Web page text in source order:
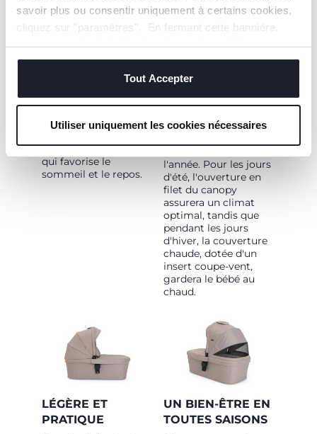
savoir plus ou consentir uniquement à certains cookies,
cliquez sur "paramètres". En fermant cette bannière,
vous consentez à l'utilisation des seuls cookies
techniques, qui sont essentiels au service demandé.
Tout Accepter
Utiliser uniquement les cookies nécessaires
UN DESIGN
La nacelle Seety 2
vous surprendra par
son style moderne et
frais. La nacelle offre
un environnement
idéal pour accueillir le
sensation de bien-être
qui favorise le
sommeil et le repos.
LE CONFORT
Le large capony
imperméable doté
d'un traitement
bébé tout en lui
l'année. Pour les jours
d'été, l'ouverture en
filet du canopy
assurera un climat
optimal, tandis que
pendant les jours
d'hiver, la couverture
chaude, dotée d'un
insert coupe-vent,
gardera le bébé au
chaud.
LÉGÈRE ET
PRATIQUE
UN BIEN-ÊTRE EN
TOUTES SAISONS